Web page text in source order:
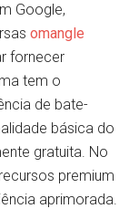
Google,
omangle
fornecer
tem o
de bate-
básica do
gratuita. No
premium
aprimorada.